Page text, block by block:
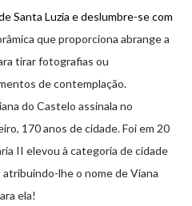
Santa Luzia e deslumbre-se com
que proporciona abrange a
tirar fotografias ou
de contemplação.
do Castelo assinala no
170 anos de cidade. Foi em 20
II elevou à categoria de cidade
atribuindo-lhe o nome de Viana
ela!